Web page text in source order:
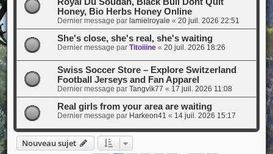
Honey, Bio Herbs Honey Online
Dernier message par lamielroyale « 20 juil. 2026 22:51
She's close, she's real, she's waiting
Dernier message par Titoiiine« 20 juil. 2026 18:26
Swiss Soccer Store – Explore Switzerland
Football Jerseys and Fan Apparel
Dernier message par Tangvik77 « 17 juil. 2026 11:08
Real girls from your area are waiting
Dernier message par Harkeon41 « 14 juil. 2026 15:17
Nouveau sujet